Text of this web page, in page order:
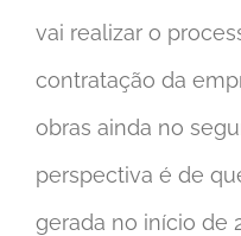
vai realizar o
contratação da
obras ainda no
perspectiva é de
gerada no início de